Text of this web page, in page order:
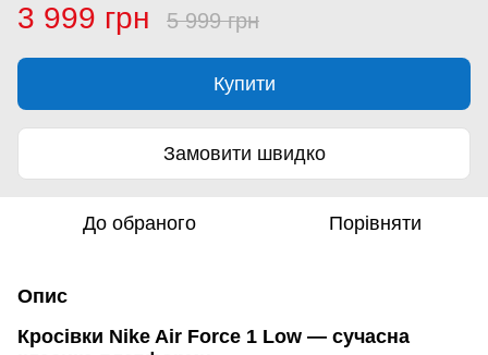
3 999 грн 5 999 грн
Купити
Замовити швидко
До обраного Порівняти
Опис
Кросівки Nike Air Force 1 Low — сучасна